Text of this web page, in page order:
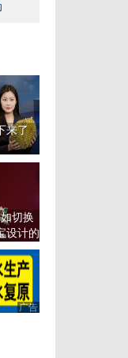
来了
切换
设计的
广告
广告